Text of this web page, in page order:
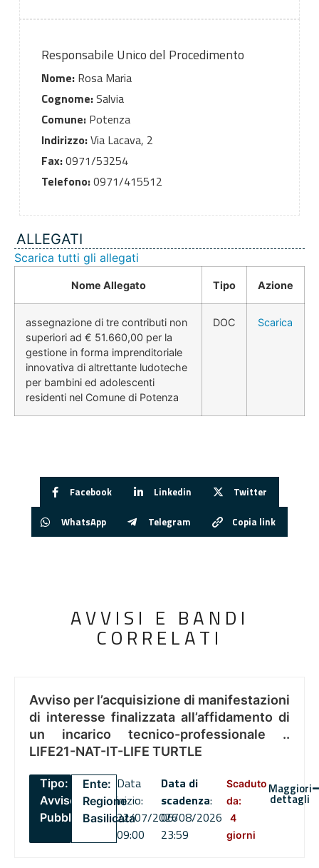
Responsabile Unico del Procedimento
Nome:Rosa Maria
Cognome:Salvia
Comune:Potenza
Indirizzo:Via Lacava, 2
Fax:0971/53254
Telefono:0971/415512
ALLEGATI
Scarica tutti gli allegati
Nome Allegato Tipo Azione
assegnazione di tre contributi non
superiori ad € 51.660,00 per la
gestione in forma imprenditoriale
innovativa di altrettante ludoteche
per bambini ed adolescenti
residenti nel Comune di Potenza
DOC Scarica
Facebook Linkedin Twitter
WhatsApp Telegram Copia link
AVVISI E BANDI
CORRELATI
Avviso per l’acquisizione di manifestazioni
di interesse finalizzata all’affidamento di
un incarico tecnico-professionale ..
LIFE21-NAT-IT-LIFE TURTLE
Tipo:
Avviso
Pubblico
Ente:
Regione
Basilicata
Data
inizio:
22/07/2026
09:00
Data di
scadenza:
06/08/2026
23:59
Scaduto
da:
4
giorni
Maggiori
dettagli